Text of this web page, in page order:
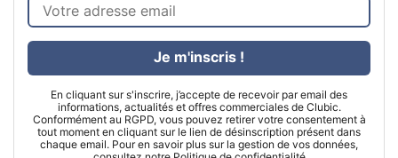
En cliquant sur s'inscrire, j’accepte de recevoir par email des
informations, actualités et offres commerciales de Clubic.
Conformément au RGPD, vous pouvez retirer votre consentement à
tout moment en cliquant sur le lien de désinscription présent dans
chaque email. Pour en savoir plus sur la gestion de vos données,
Je m'inscris !